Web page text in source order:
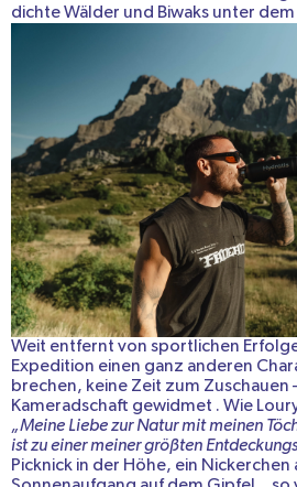
dichte Wälder und Biwaks unter
Weit entfernt von sportlichen
Expedition einen ganz anderen
brechen, keine Zeit zum Zuschauen
Kameradschaft gewidmet . Wie
„Meine Liebe zur Natur mit meinen
ist zu einer meiner größten
Picknick in der Höhe, ein Nickerchen